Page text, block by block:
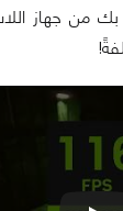
بك من جهاز